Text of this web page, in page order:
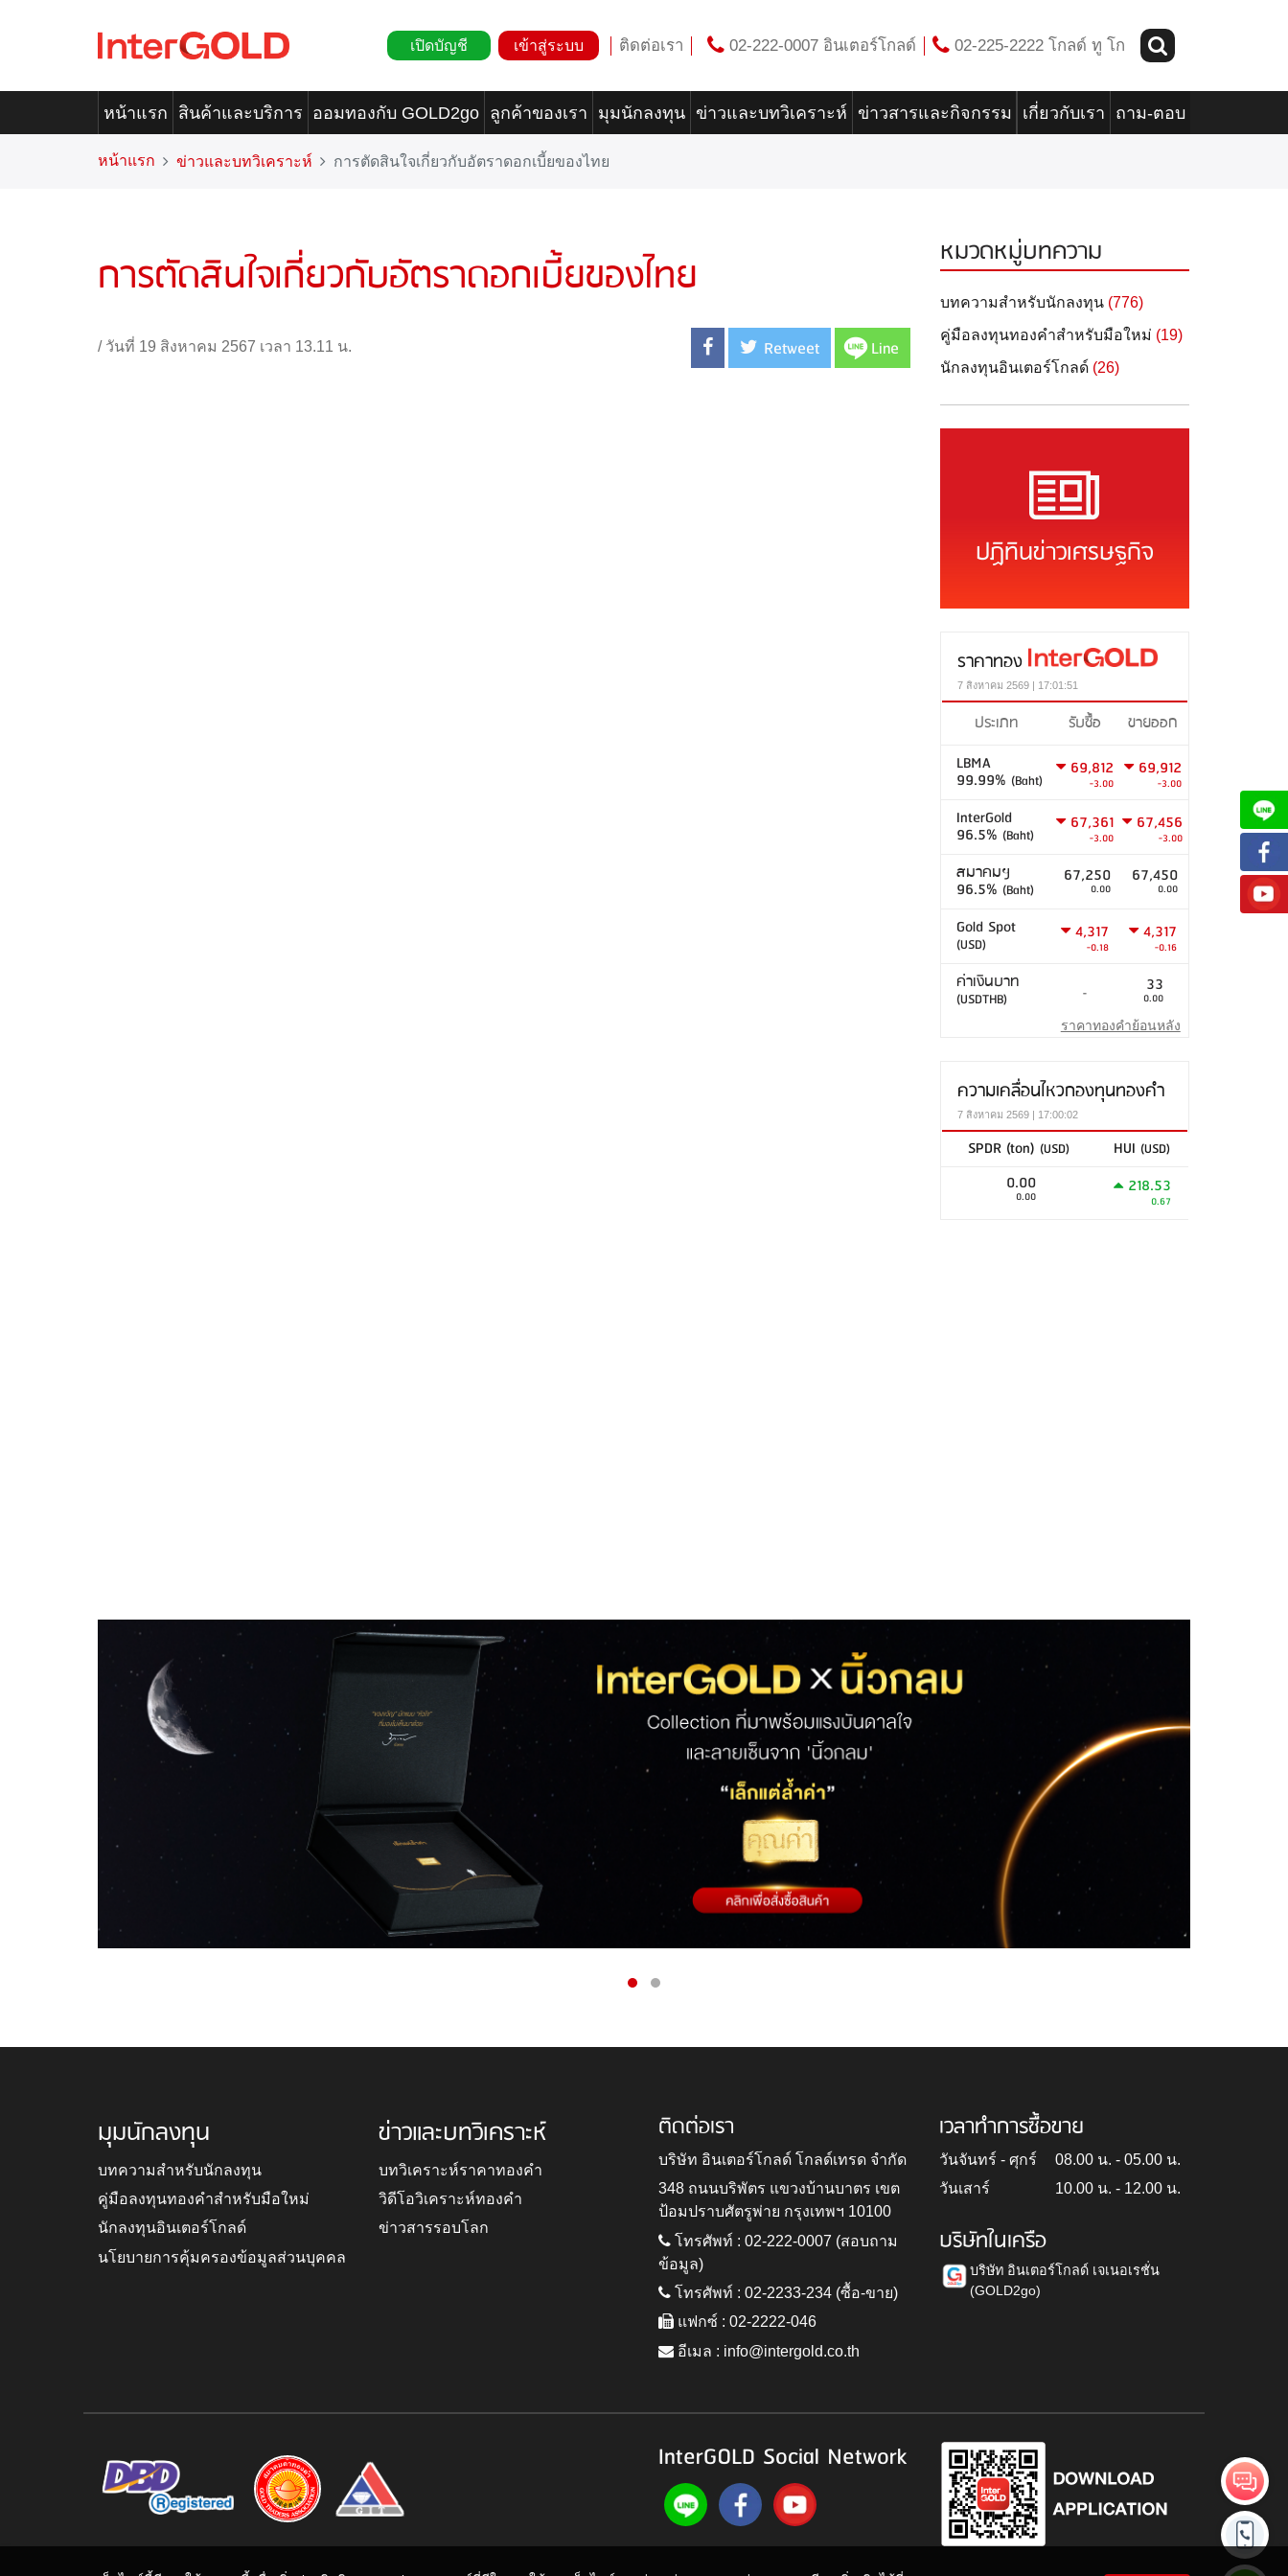
เปิดบัญชี เข้าสู่ระบบ ติดต่อเรา 02-222-0007 อินเตอร์โกลด์ 02-225-2222 โกลด์ ทู โก
หน้าแรก สินค้าและบริการ ออมทองกับ GOLD2go ลูกค้าของเรา มุมนักลงทุน ข่าวและบทวิเคราะห์ ข่าวสารและกิจกรรม เกี่ยวกับเรา ถาม-ตอบ
หน้าแรก ข่าวและบทวิเคราะห์ การตัดสินใจเกี่ยวกับอัตราดอกเบี้ยของไทย
การตัดสินใจเกี่ยวกับอัตราดอกเบี้ยของไทย
/ วันที่ 19 สิงหาคม 2567 เวลา 13.11 น. Retweet Line
หมวดหมู่บทความ
บทความสำหรับนักลงทุน (776)
คู่มือลงทุนทองคำสำหรับมือใหม่ (19)
นักลงทุนอินเตอร์โกลด์ (26)
ปฏิทินข่าวเศรษฐกิจ
ราคาทอง
7 สิงหาคม 2569 | 17:01:51
ประเภท รับซื้อ
ขายออก
LBMA
99.99% (Baht)
69,812
-3.00
69,912
-3.00
InterGold
96.5% (Baht)
67,361
-3.00
67,456
-3.00
สมาคมฯ
96.5% (Baht)
67,250
0.00
67,450
0.00
Gold Spot
(USD)
4,317
-0.18
4,317
-0.16
ค่าเงินบาท
(USDTHB) - 33
0.00
ราคาทองคำย้อนหลัง
ความเคลื่อนไหวกองทุนทองคำ
7 สิงหาคม 2569 | 17:00:02
SPDR (ton) (USD) HUI (USD)
0.00
0.00 218.53
0.67
มุมนักลงทุน
บทความสำหรับนักลงทุน
คู่มือลงทุนทองคำสำหรับมือใหม่
นักลงทุนอินเตอร์โกลด์
นโยบายการคุ้มครองข้อมูลส่วนบุคคล
ข่าวและบทวิเคราะห์
บทวิเคราะห์ราคาทองคำ
วิดีโอวิเคราะห์ทองคำ
ข่าวสารรอบโลก
ติดต่อเรา
บริษัท อินเตอร์โกลด์ โกลด์เทรด จำกัด
348 ถนนบริพัตร แขวงบ้านบาตร เขต
ป้อมปราบศัตรูพ่าย กรุงเทพฯ 10100
โทรศัพท์ : 02-222-0007 (สอบถาม
ข้อมูล)
โทรศัพท์ : 02-2233-234 (ซื้อ-ขาย)
แฟกซ์ : 02-2222-046
อีเมล : info@intergold.co.th
เวลาทำการซื้อขาย
วันจันทร์ - ศุกร์
08.00 น. - 05.00 น.
วันเสาร์
10.00 น. - 12.00 น.
บริษัทในเครือ
บริษัท อินเตอร์โกลด์ เจเนอเรชั่น
(GOLD2go)
InterGOLD Social Network